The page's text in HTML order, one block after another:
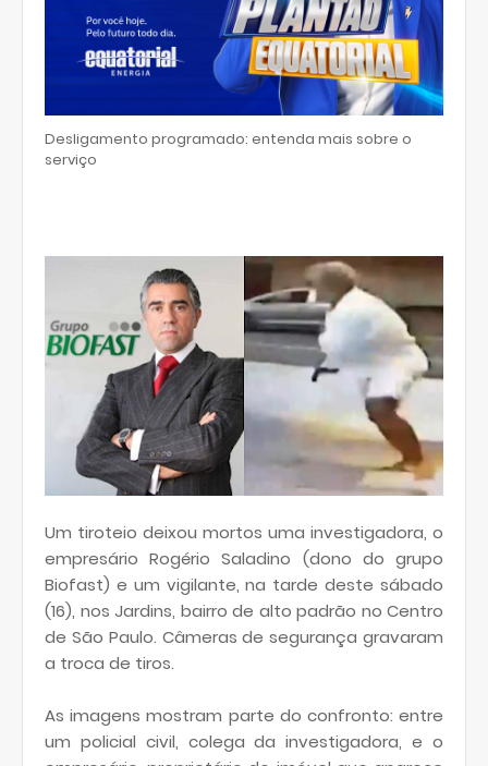
Desligamento programado: entenda mais sobre o
serviço
Um tiroteio deixou mortos uma investigadora, o
empresário Rogério Saladino (dono do grupo
Biofast) e um vigilante, na tarde deste sábado
(16), nos Jardins, bairro de alto padrão no Centro
de São Paulo. Câmeras de segurança gravaram
a troca de tiros.
As imagens mostram parte do confronto: entre
um policial civil, colega da investigadora, e o